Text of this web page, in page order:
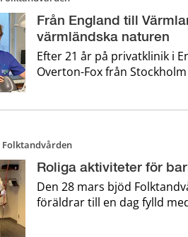
Från England till
värmländska naturen
Efter 21 år på privatklinik i
Overton-Fox från Stockholm
Folktandvården
Roliga aktiviteter för
Den 28 mars bjöd
föräldrar till en dag fylld